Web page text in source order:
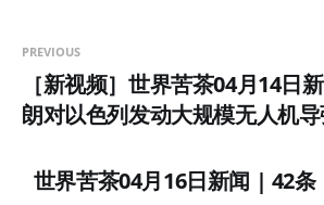
PREVIOUS
［新视频］世界苦茶04月14日
朗对以色列发动大规模无人机
世界苦茶04月16日新闻 | 42